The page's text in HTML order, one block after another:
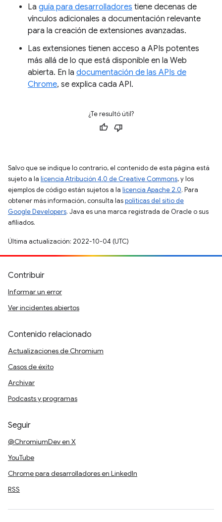
La guía para desarrolladores tiene decenas de
vínculos adicionales a documentación relevante
para la creación de extensiones avanzadas.
Las extensiones tienen acceso a APIs potentes
más allá de lo que está disponible en la Web
abierta. En la documentación de las APIs de
Chrome, se explica cada API.
¿Te resultó útil?
Salvo que se indique lo contrario, el contenido de esta página está
sujeto a la licencia Atribución 4.0 de Creative Commons, y los
ejemplos de código están sujetos a la licencia Apache 2.0. Para
obtener más información, consulta laspolíticas del sitio de
Google Developers. Java es una marca registrada de Oracle o sus
afiliados.
Última actualización: 2022-10-04 (UTC)
Contribuir
Informar un error
Ver incidentes abiertos
Contenido relacionado
Actualizaciones de Chromium
Casos de éxito
Archivar
Podcasts y programas
Seguir
@ChromiumDev en X
YouTube
Chrome para desarrolladores en LinkedIn
RSS